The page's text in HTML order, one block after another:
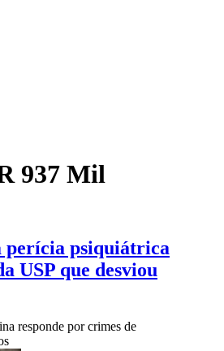
937 Mil
perícia psiquiátrica
USP que desviou
responde por crimes de